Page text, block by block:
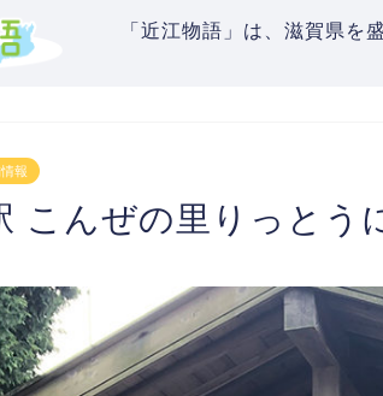
「近江物語」は、滋賀県を
報
こんぜの里りっとう